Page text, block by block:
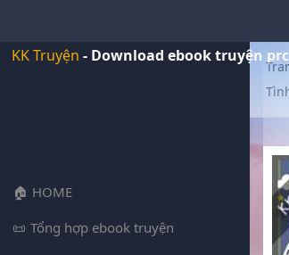
KK Truyện - Download ebook truyện
HOME
Tổng hợp ebook truyện